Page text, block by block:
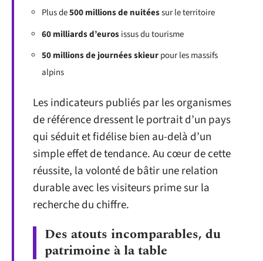
Plus de500 millions de nuitéessur le territoire
60 milliards d’eurosissus du tourisme
50 millions de journées skieurpour les massifs
alpins
Les indicateurs publiés par les organismes
de référence dressent le portrait d’un pays
qui séduit et fidélise bien au-delà d’un
simple effet de tendance. Au cœur de cette
réussite, la volonté de bâtir une relation
durable avec les visiteurs prime sur la
recherche du chiffre.
Des atouts incomparables, du
patrimoine à la table